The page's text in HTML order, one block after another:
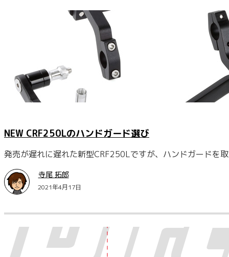
NEW CRF250Lのハンドガード選び
発売が遅れに遅れた新型CRF250Lですが、ハンドガードを
寺尾 拓郎
2021年4月17日